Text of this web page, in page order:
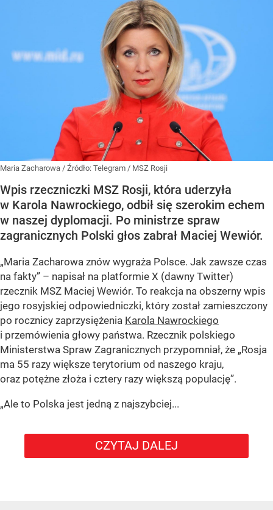
Maria Zacharowa / Źródło: Telegram / MSZ Rosji
Wpis rzeczniczki MSZ Rosji, która uderzyła
w Karola Nawrockiego, odbił się szerokim echem
w naszej dyplomacji. Po ministrze spraw
zagranicznych Polski głos zabrał Maciej Wewiór.
„Maria Zacharowa znów wygraża Polsce. Jak zawsze czas
na fakty” – napisał na platformie X (dawny Twitter)
rzecznik MSZ Maciej Wewiór. To reakcja na obszerny wpis
jego rosyjskiej odpowiedniczki, który został zamieszczony
po rocznicy zaprzysiężenia Karola Nawrockiego
i przemówienia głowy państwa. Rzecznik polskiego
Ministerstwa Spraw Zagranicznych przypomniał, że „Rosja
ma 55 razy większe terytorium od naszego kraju,
oraz potężne złoża i cztery razy większą populację”.
„Ale to Polska jest jedną z najszybciej...
CZYTAJ DALEJ